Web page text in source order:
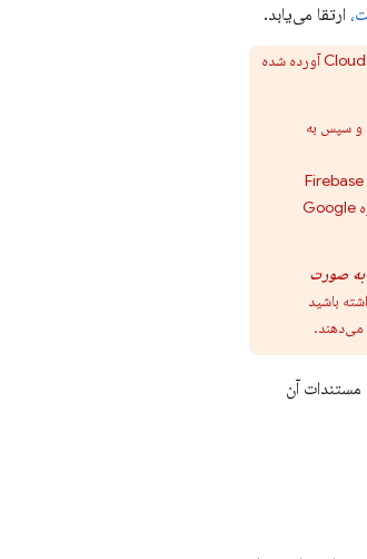
ارتقا می‌یابد.
آورده شده
و سپس به
Firebase
Google
به صورت
باشید
می‌دهند.
مستندات آن